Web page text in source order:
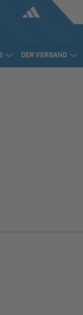
DER VERBAND